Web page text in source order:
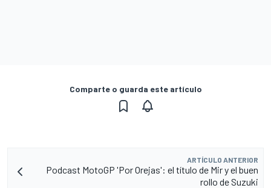
Comparte o guarda este artículo
ARTÍCULO ANTERIOR
Podcast MotoGP 'Por Orejas': el título de Mir y el buen
rollo de Suzuki